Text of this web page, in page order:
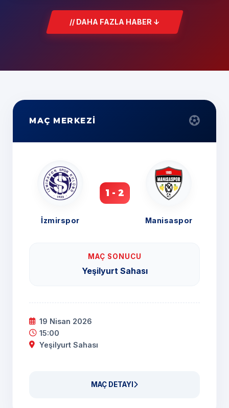
// DAHA FAZLA HABER ↓
MAÇ MERKEZİ
İzmirspor
1 - 2
Manisaspor
MAÇ SONUCU
Yeşilyurt Sahası
19 Nisan 2026
15:00
Yeşilyurt Sahası
MAÇ DETAYI